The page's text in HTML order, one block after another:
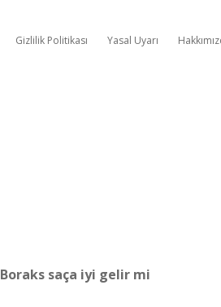
Gizlilik Politikası Yasal Uyarı
Boraks saça iyi gelir mi